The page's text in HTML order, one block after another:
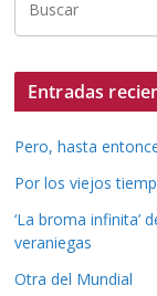
Entradas
Pero, hasta
Por los viejos
‘La broma infinita’
veraniegas
Otra del Mundial